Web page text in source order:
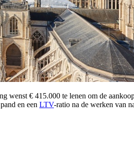
wenst € 415.000 te lenen om de
en een LTV-ratio na de werken van